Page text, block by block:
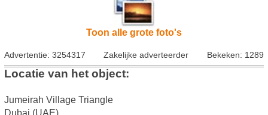
Toon alle grote foto's
Advertentie: 3254317 Zakelijke adverteerder Bekeken: 1289
Locatie van het object:
Jumeirah Village Triangle